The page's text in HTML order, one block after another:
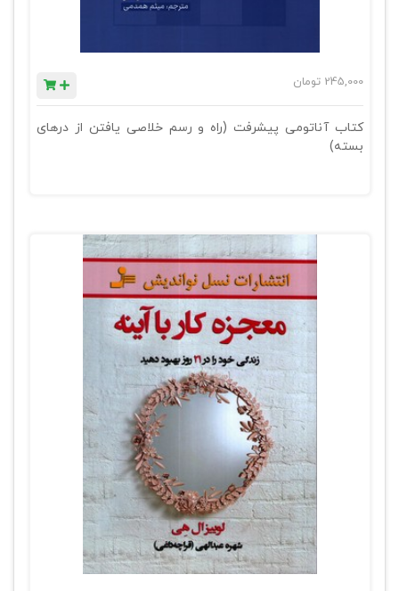
245,000 تومان
کتاب آناتومی پیشرفت (راه و رسم خلاصی یافتن از درهای
بسته)